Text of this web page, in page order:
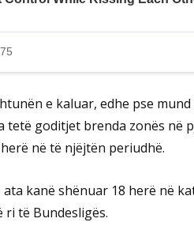
e kaluar, edhe pse
goditjet brenda zonës në
në të njëjtën periudhë.
kanë shënuar 18 herë në
të Bundesligës.